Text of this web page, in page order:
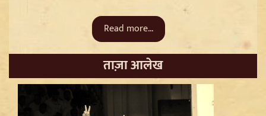
Pappu Yadav और Rahul Gandhi की बढ़ी मुश्किलें,
Read more...
ताज़ा आलेख